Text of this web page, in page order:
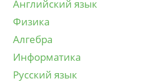
Английский язык
Физика
Алгебра
Информатика
Русский язык